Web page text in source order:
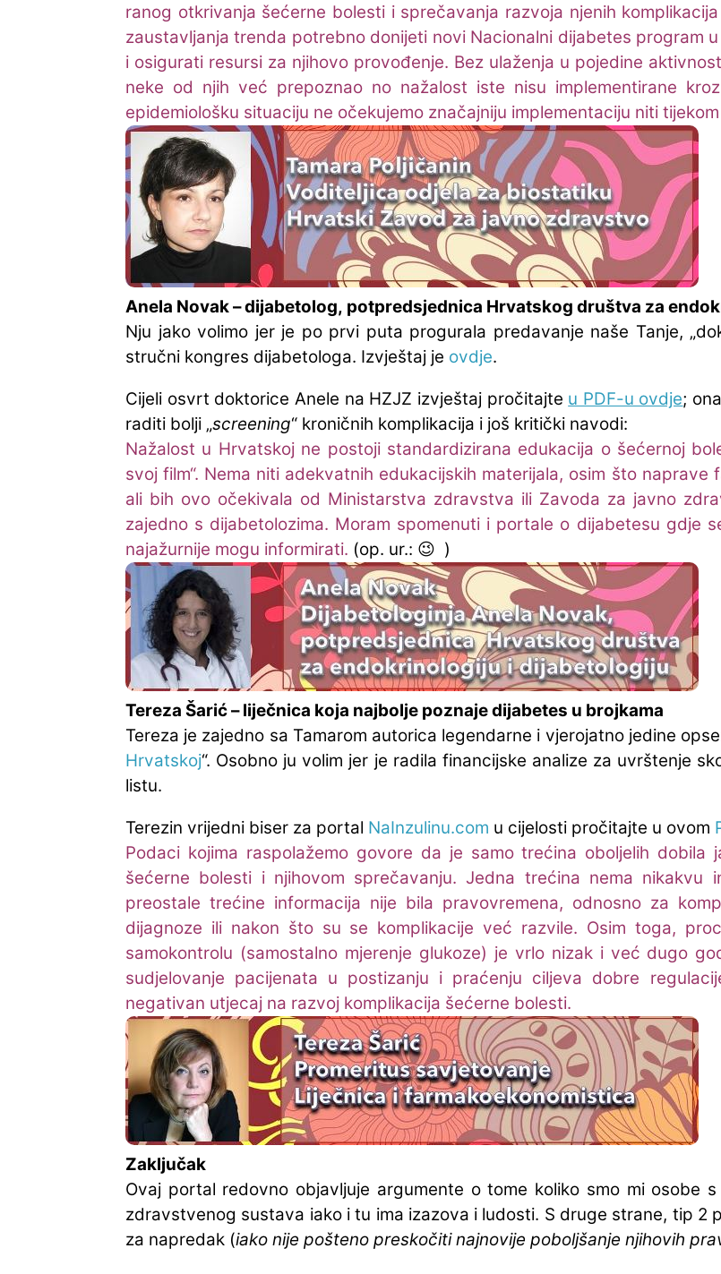
ranog otkrivanja šećerne bolesti i sprečavanja razvoja njenih
zaustavljanja trenda potrebno donijeti novi Nacionalni dijabetes program
i osigurati resursi za njihovo provođenje. Bez ulaženja u pojedine
neke od njih već prepoznao no nažalost iste nisu implementirane
epidemiološku situaciju ne očekujemo značajniju implementaciju niti
Anela Novak – dijabetolog, potpredsjednica Hrvatskog društva za
Nju jako volimo jer je po prvi puta progurala predavanje naše Tanje,
stručni kongres dijabetologa. Izvještaj je ovdje.
Cijeli osvrt doktorice Anele na HZJZ izvještaj pročitajte u PDF-u ovdje;
raditi bolji „screening“ kroničnih komplikacija i još kritički navodi:
Nažalost u Hrvatskoj ne postoji standardizirana edukacija o šećernoj
svoj film“. Nema niti adekvatnih edukacijskih materijala, osim što
ali bih ovo očekivala od Ministarstva zdravstva ili Zavoda za javno
zajedno s dijabetolozima. Moram spomenuti i portale o dijabetesu gdje
najažurnije mogu informirati. (op. ur.: 😉 )
Tereza Šarić – liječnica koja najbolje poznaje dijabetes u brojkama
Tereza je zajedno sa Tamarom autorica legendarne i vjerojatno jedine
Hrvatskoj“. Osobno ju volim jer je radila financijske analize za uvrštenje
listu.
Terezin vrijedni biser za portal NaInzulinu.com u cijelosti pročitajte u ovom
Podaci kojima raspolažemo govore da je samo trećina oboljelih dobila
šećerne bolesti i njihovom sprečavanju. Jedna trećina nema nikakvu
preostale trećine informacija nije bila pravovremena, odnosno za
dijagnoze ili nakon što su se komplikacije već razvile. Osim toga,
samokontrolu (samostalno mjerenje glukoze) je vrlo nizak i već dugo
sudjelovanje pacijenata u postizanju i praćenju ciljeva dobre
negativan utjecaj na razvoj komplikacija šećerne bolesti.
Zaključak
Ovaj portal redovno objavljuje argumente o tome koliko smo mi osobe
zdravstvenog sustava iako i tu ima izazova i ludosti. S druge strane, tip 2
za napredak (iako nije pošteno preskočiti najnovije poboljšanje njihovih